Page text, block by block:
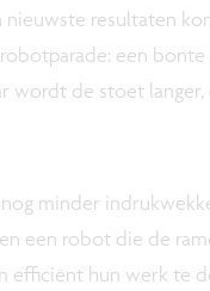
resultaten
een
wordt de stoet langer,
minder
een robot die de
efficiënt hun werk te